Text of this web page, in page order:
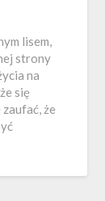
lisem,
strony
na
się
że